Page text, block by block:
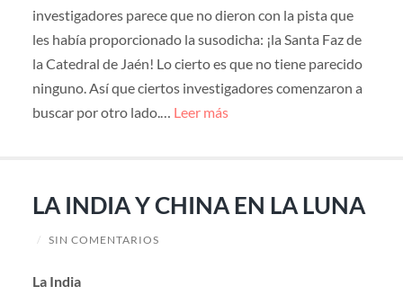
investigadores parece que no dieron con la pista que
les había proporcionado la susodicha: ¡la Santa Faz de
la Catedral de Jaén! Lo cierto es que no tiene parecido
ninguno. Así que ciertos investigadores comenzaron a
buscar por otro lado.… Leer más
LA INDIA Y CHINA EN LA LUNA
/ SIN COMENTARIOS
La India